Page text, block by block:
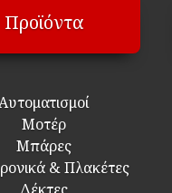
Προϊόντα
Μοτέρ
Μπάρες
& Πλακέτες